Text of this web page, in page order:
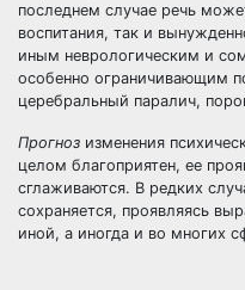
последнем случае речь
воспитания, так и
иным неврологическим и
особенно ограничивающим
церебральный паралич,
Прогноз изменения
целом благоприятен, ее
сглаживаются. В редких
сохраняется, проявляясь
иной, а иногда и во многих